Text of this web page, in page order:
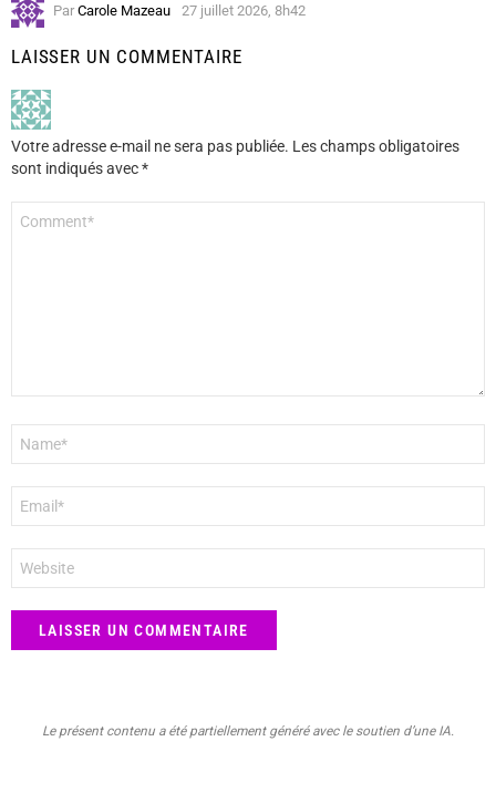
Par Carole Mazeau 27 juillet 2026, 8h42
LAISSER UN COMMENTAIRE
Votre adresse e-mail ne sera pas publiée. Les champs obligatoires
sont indiqués avec*
mail
*
web
Le présent contenu a été partiellement généré avec le soutien d’une IA.